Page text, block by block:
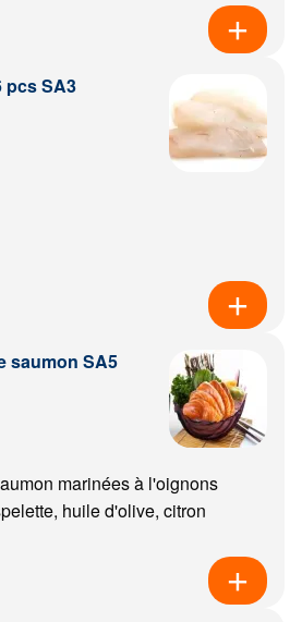
pcs SA3
saumon SA5
marinées à l'oignons
huile d'olive, citron